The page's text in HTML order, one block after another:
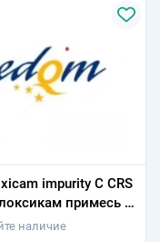
impurity C CRS
примесь С
наличие